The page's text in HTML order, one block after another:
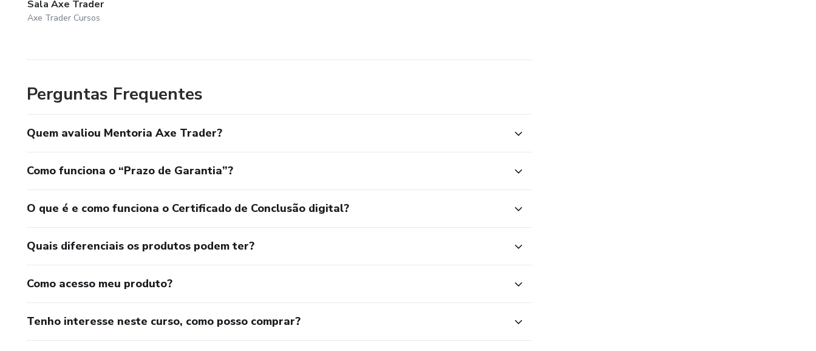
Sala Axe Trader
Axe Trader Cursos
Perguntas Frequentes
Quem avaliou Mentoria Axe Trader?
Como funciona o “Prazo de Garantia”?
O que é e como funciona o Certificado de Conclusão digital?
Quais diferenciais os produtos podem ter?
Como acesso meu produto?
Tenho interesse neste curso, como posso comprar?